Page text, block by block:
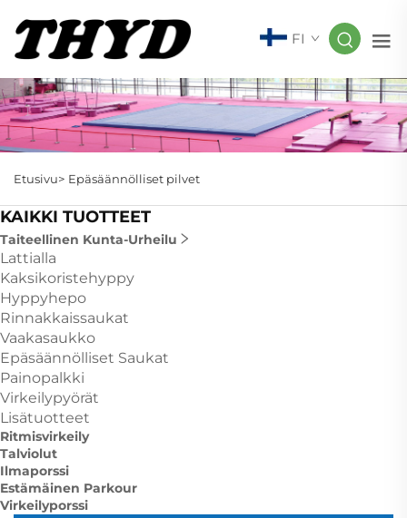
FI
Etusivu> Epäsäännölliset pilvet
KAIKKI TUOTTEET
Taiteellinen Kunta-Urheilu
Lattialla
Kaksikoristehyppy
Hyppyhepo
Rinnakkaissaukat
Vaakasaukko
Epäsäännölliset Saukat
Painopalkki
Virkeilypyörät
Lisätuotteet
Ritmisvirkeily
Talviolut
Ilmaporssi
Estämäinen Parkour
Virkeilyporssi